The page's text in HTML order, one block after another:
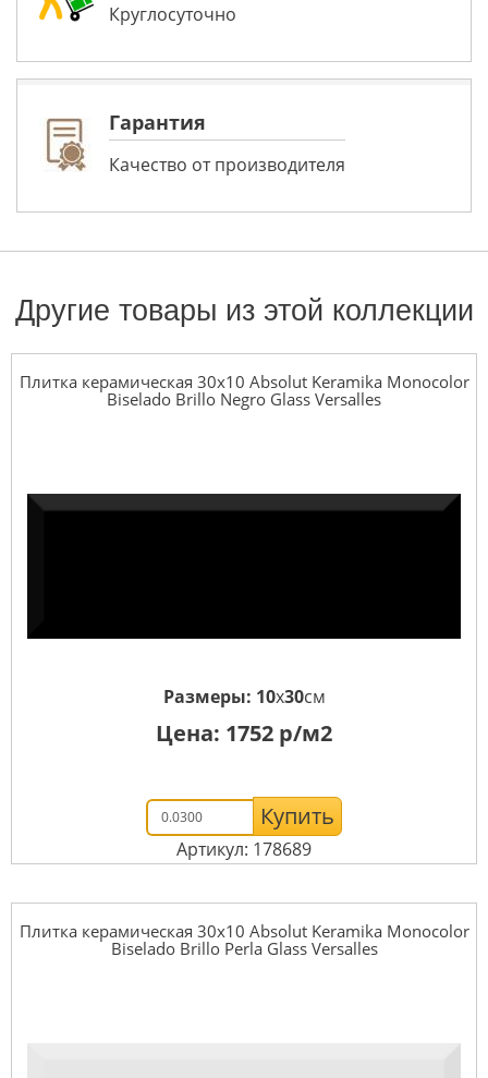
Круглосуточно
Гарантия
Качество от производителя
Другие товары из этой коллекции
Плитка керамическая 30x10 Absolut Keramika Monocolor
Biselado Brillo Negro Glass Versalles
Размеры: 10x30см
Цена: 1752 р/м2
Купить
Артикул: 178689
Плитка керамическая 30x10 Absolut Keramika Monocolor
Biselado Brillo Perla Glass Versalles